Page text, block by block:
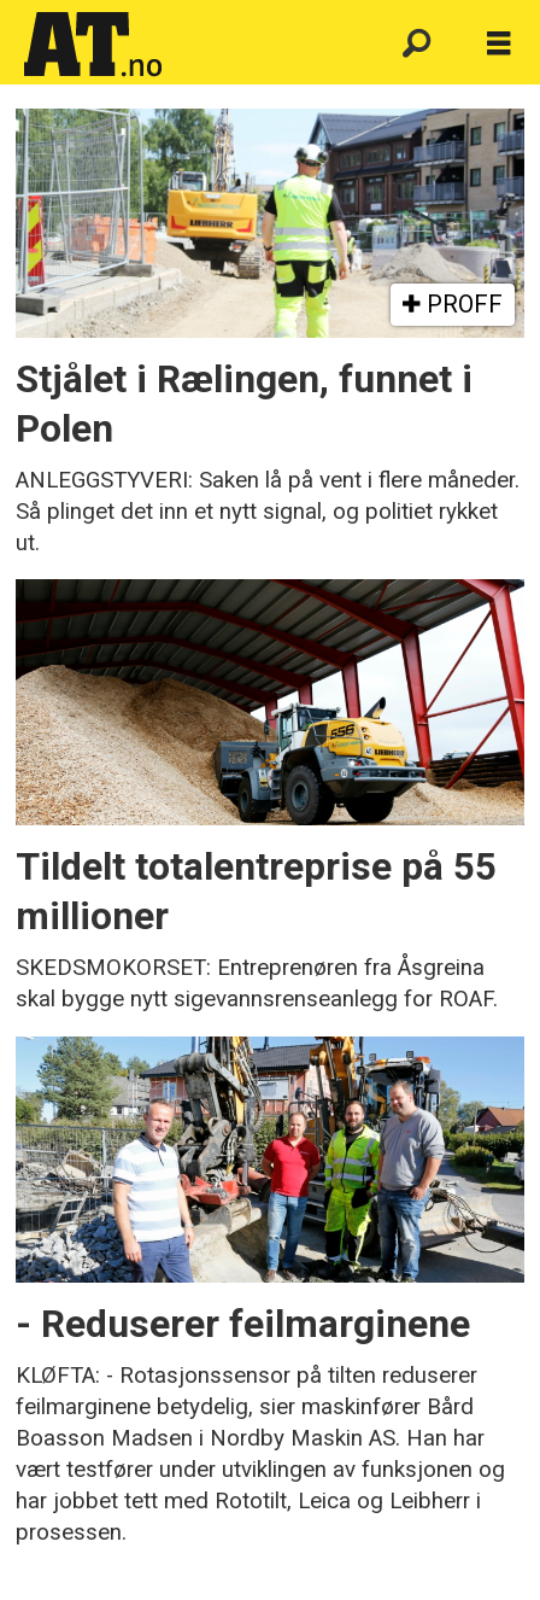
Emne:
nordby
maskin
as
PROFF
Stjålet i Rælingen, funnet i
Polen
ANLEGGSTYVERI: Saken lå på vent i flere måneder.
Så plinget det inn et nytt signal, og politiet rykket
ut.
Tildelt totalentreprise på 55
millioner
SKEDSMOKORSET: Entreprenøren fra Åsgreina
skal bygge nytt sigevannsrenseanlegg for ROAF.
- Reduserer feilmarginene
KLØFTA: - Rotasjonssensor på tilten reduserer
feilmarginene betydelig, sier maskinfører Bård
Boasson Madsen i Nordby Maskin AS. Han har
vært testfører under utviklingen av funksjonen og
har jobbet tett med Rototilt, Leica og Leibherr i
prosessen.